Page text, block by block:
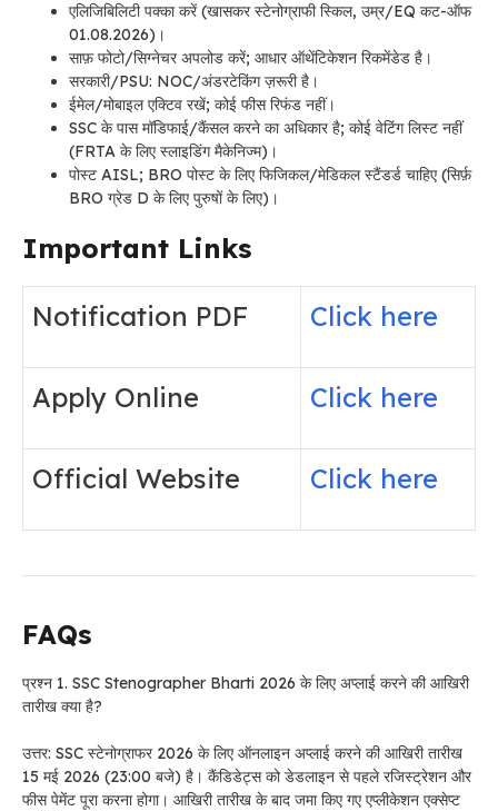
एलिजिबिलिटी पक्का करें (खासकर स्टेनोग्राफी स्किल, उम्र/EQ कट-ऑफ
01.08.2026)।
साफ़ फोटो/सिग्नेचर अपलोड करें; आधार ऑथेंटिकेशन रिकमेंडेड है।
सरकारी/PSU: NOC/अंडरटेकिंग ज़रूरी है।
ईमेल/मोबाइल एक्टिव रखें; कोई फीस रिफंड नहीं।
SSC के पास मॉडिफाई/कैंसल करने का अधिकार है; कोई वेटिंग लिस्ट नहीं
(FRTA के लिए स्लाइडिंग मैकेनिज्म)।
पोस्ट AISL; BRO पोस्ट के लिए फिजिकल/मेडिकल स्टैंडर्ड चाहिए (सिर्फ़
BRO ग्रेड D के लिए पुरुषों के लिए)।
Important Links
Notification PDF Click here
Apply Online Click here
Official Website Click here
FAQs
प्रश्न 1. SSC Stenographer Bharti 2026 के लिए अप्लाई करने की आखिरी
तारीख क्या है?
उत्तर: SSC स्टेनोग्राफर 2026 के लिए ऑनलाइन अप्लाई करने की आखिरी तारीख
15 मई 2026 (23:00 बजे) है। कैंडिडेट्स को डेडलाइन से पहले रजिस्ट्रेशन और
फीस पेमेंट पूरा करना होगा। आखिरी तारीख के बाद जमा किए गए एप्लीकेशन एक्सेप्ट